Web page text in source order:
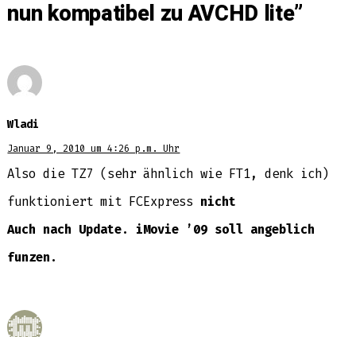
nun kompatibel zu AVCHD lite”
Wladi
Januar 9, 2010 um 4:26 p.m. Uhr
Also die TZ7 (sehr ähnlich wie FT1, denk ich)
funktioniert mit FCExpress nicht
Auch nach Update. iMovie ’09 soll angeblich
funzen.